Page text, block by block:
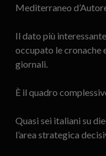
Mediterraneo
Il dato più
occupato le cronache
giornali.
È il quadro
Quasi sei italiani su
l’area strategica